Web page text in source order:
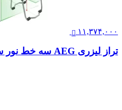
۱۱,۳۷۴,۰۰۰
تراز لیزری AEG سه خط نور سبز CLG330-K